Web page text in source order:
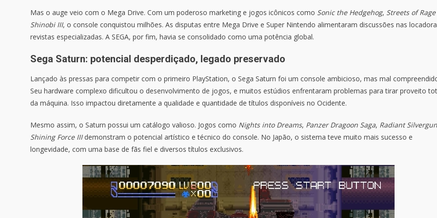
Mas o auge veio com o Mega Drive. Com um poderoso marketing e jogos icônicos como Sonic the Hedgehog, Streets of Rage
Shinobi III, o console conquistou milhões. As disputas entre Mega Drive e Super Nintendo alimentaram discussões nas
revistas especializadas. A SEGA, por fim, havia se consolidado como uma potência global.
Sega Saturn: potencial desperdiçado, legado preservado
Lançado às pressas para competir com o primeiro PlayStation, o Sega Saturn foi um console ambicioso, mas mal
Seu hardware complexo dificultou o desenvolvimento de jogos, e muitos estúdios enfrentaram problemas para tirar proveito
da máquina. Isso impactou diretamente a qualidade e quantidade de títulos disponíveis no Ocidente.
Mesmo assim, o Saturn possui um catálogo valioso. Jogos como Nights into Dreams, Panzer Dragoon Saga, Radiant Silvergun
Shining Force IIIdemonstram o potencial artístico e técnico do console. No Japão, o sistema teve muito mais sucesso e
longevidade, com uma base de fãs fiel e diversos títulos exclusivos.